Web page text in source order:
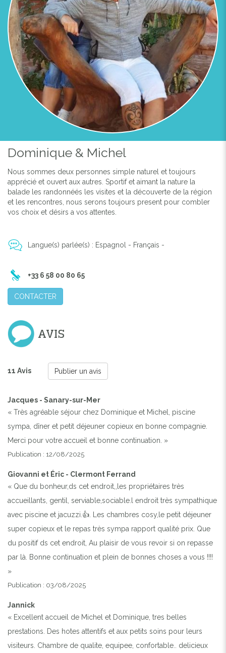
Dominique & Michel
Nous sommes deux personnes simple naturel et toujours
apprécié et ouvert aux autres. Sportif et aimant la nature la
balade les randonnéés les visites et la découverte de la région
et les rencontres, nous serons toujours present pour combler
vos choix et désirs a vos attentes.
Langue(s) parlée(s) : Espagnol - Français -
+33 6 58 00 80 65
CONTACTER
AVIS
11 Avis Publier un avis
Jacques - Sanary-sur-Mer
« Très agréable séjour chez Dominique et Michel, piscine
sympa, dîner et petit déjeuner copieux en bonne compagnie.
Merci pour votre accueil et bonne continuation. »
Publication : 12/08/2025
Giovanni et Éric - Clermont Ferrand
« Que du bonheur,ds cet endroit,,les propriétaires très
accueillants, gentil, serviable,sociable.l endroit très sympathique
avec piscine et jacuzzi.👍. Les chambres cosy,le petit déjeuner
super copieux et le repas très sympa rapport qualité prix. Que
du positif ds cet endroit, Au plaisir de vous revoir si on repasse
par là. Bonne continuation et plein de bonnes choses a vous !!!!
»
Publication : 03/08/2025
Jannick
« Excellent accueil de Michel et Dominique, tres belles
prestations. Des hotes attentifs et aux petits soins pour leurs
visiteurs. Chambre de qualite, equipee, confortable.. delicieux